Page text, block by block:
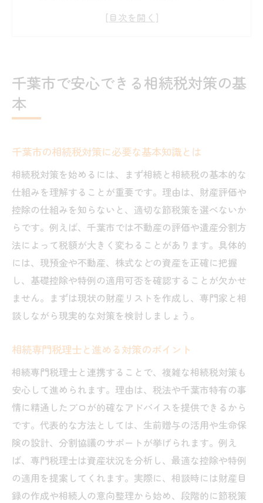
千葉市の相続相談で押さえたい要点
口コミで選ぶ千葉市の相続税対策サポート
相続相談を千葉市で始める際のポイント
相続に不安を感じた時の相談先の選び方
口コミでわかる千葉市相続相談の実情
千葉市で信頼される相続税相談の特徴
相続税対策に効く初回相談の使い方
相続税の負担軽減を目指すには何が必要か
相続税 千葉市で負担を減らす具体策
生前贈与を活用した相続税対策の実例
相続専門税理士 千葉の節税アドバイス
口コミで話題の相続税軽減方法の紹介
千葉市の相続税対策で重要なポイント
千葉市における相続手続きの流れを徹底解説
千葉市での相続手続きと相続税の基礎
相続専門 税理士が語る手続きの流れ
千葉市相続相談センターの活用メリット
相続税申告までのスケジュール管理法
相続に強い税理士のサポート内容とは
口コミで選ぶ千葉市の手続きサポート
千葉市で安心できる相続税対策の基
本
千葉市の相続税対策に必要な基本知識とは
相続税対策を始めるには、まず相続と相続税の基本的な
仕組みを理解することが重要です。理由は、財産評価や
控除の仕組みを知らないと、適切な節税策を選べないか
らです。例えば、千葉市では不動産の評価や遺産分割方
法によって税額が大きく変わることがあります。具体的
には、現預金や不動産、株式などの資産を正確に把握
し、基礎控除や特例の適用可否を確認することが欠かせ
ません。まずは現状の財産リストを作成し、専門家と相
談しながら現実的な対策を検討しましょう。
相続専門税理士と進める対策のポイント
相続専門税理士と連携することで、複雑な相続税対策も
安心して進められます。理由は、税法や千葉市特有の事
情に精通したプロが的確なアドバイスを提供できるから
です。代表的な方法としては、生前贈与の活用や生命保
険の設計、分割協議のサポートが挙げられます。例え
ば、専門税理士は資産状況を分析し、最適な控除や特例
の適用を提案してくれます。実際に、相談時には財産目
録の作成や相続人の意向整理から始め、段階的に節税策